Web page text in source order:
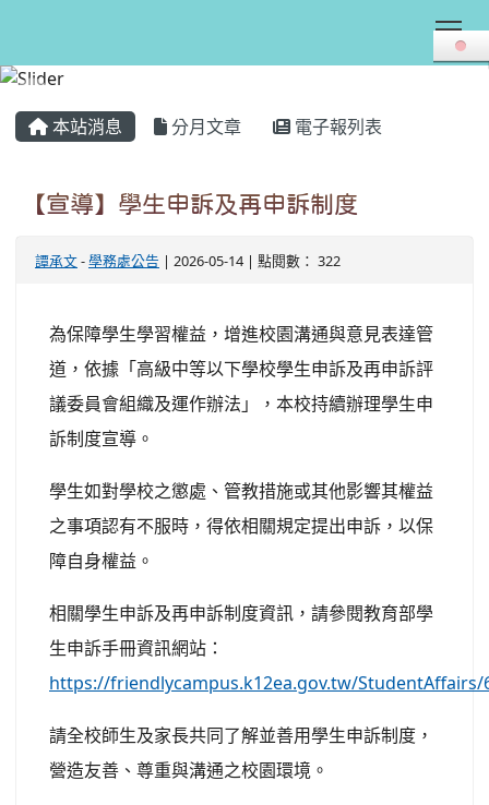
本站消息 分月文章 電子報列表
【宣導】學生申訴及再申訴制度
譚承文-學務處公告 | 2026-05-14 | 點閱數： 322
為保障學生學習權益，增進校園溝通與意見表達管
道，依據「高級中等以下學校學生申訴及再申訴評
議委員會組織及運作辦法」，本校持續辦理學生申
訴制度宣導。
學生如對學校之懲處、管教措施或其他影響其權益
之事項認有不服時，得依相關規定提出申訴，以保
障自身權益。
相關學生申訴及再申訴制度資訊，請參閱教育部學
生申訴手冊資訊網站：
https://friendlycampus.k12ea.gov.tw/StudentAffairs/
請全校師生及家長共同了解並善用學生申訴制度，
營造友善、尊重與溝通之校園環境。